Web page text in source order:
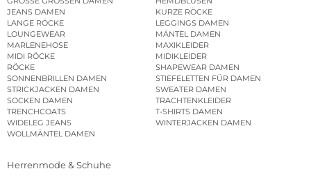
JEANS DAMEN
KURZE RÖCKE
LANGE RÖCKE
LEGGINGS DAMEN
LOUNGEWEAR
MÄNTEL DAMEN
MARLENEHOSE
MAXIKLEIDER
MIDI RÖCKE
MIDIKLEIDER
RÖCKE
SHAPEWEAR DAMEN
SONNENBRILLEN DAMEN
STIEFELETTEN FÜR DAMEN
STRICKJACKEN DAMEN
SWEATER DAMEN
SOCKEN DAMEN
TRACHTENKLEIDER
TRENCHCOATS
T-SHIRTS DAMEN
WIDELEG JEANS
WINTERJACKEN DAMEN
WOLLMÄNTEL DAMEN
Herrenmode & Schuhe